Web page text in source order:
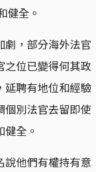
健全。
劇，部分海外法官
之位已變得何其政
延聘有地位和經驗
個別法官去留即使
全。
說他們有權持有意